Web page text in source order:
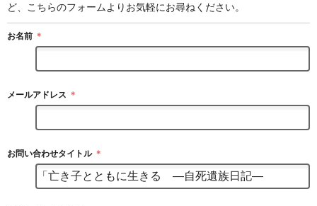
ど、こちらのフォームよりお気軽にお尋ねください。
お名前 ＊
メールアドレス ＊
お問い合わせタイトル ＊